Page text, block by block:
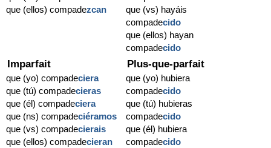
que (ellos) compadezcan
que (vs) hayáis
compadecido
que (ellos) hayan
compadecido
Imparfait
que (yo) compadeciera
que (tú) compadecieras
que (él) compadeciera
que (ns) compadeciéramos
que (vs) compadecierais
que (ellos) compadecieran
Plus-que-parfait
que (yo) hubiera
compadecido
que (tú) hubieras
compadecido
que (él) hubiera
compadecido